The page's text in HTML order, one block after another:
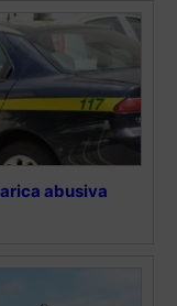
abusiva